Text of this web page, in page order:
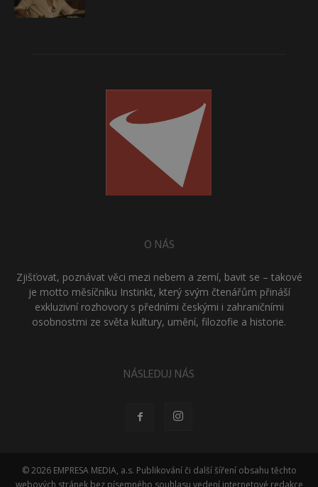
O NÁS
Zjišťovat, poznávat věci mezi nebem a zemí, bavit se – takové
je motto měsíčníku Instinkt, který svým čtenářům přináší
exkluzivní rozhovory s předními českými i zahraničními
osobnostmi ze světa kultury, umění, filozofie a historie.
NÁSLEDUJ NÁS
© 2026 EMPRESA MEDIA, a.s. Publikování či další šíření obsahu těchto